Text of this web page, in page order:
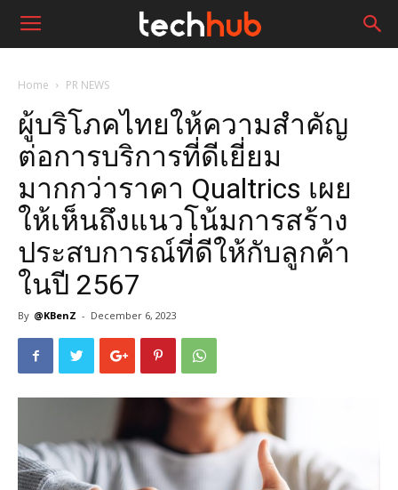
Home PR NEWS
ผู้บริโภคไทยให้ความสำคัญ
ต่อการบริการที่ดีเยี่ยม
มากกว่าราคา Qualtrics เผย
ให้เห็นถึงแนวโน้มการสร้าง
ประสบการณ์ที่ดีให้กับลูกค้า
ในปี 2567
By @KBenZ - December 6, 2023